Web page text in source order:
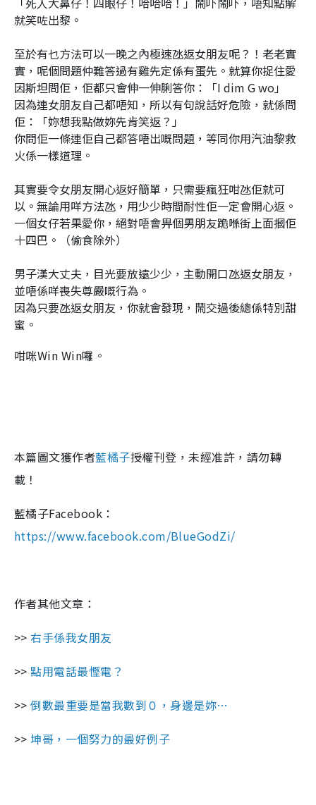
就笑咗出黎。
至於有乜方法可以一晚之內極速氹返女朋友呢？！老老實
實，呢個問題仲難答過有雞先定係有蛋先。就算你捉住愛
因斯坦問佢，佢都只會伸一伸脷答你：「I dim G wo」
因為連女朋友自己都唔知，所以有句說話好危險，就係問
佢：「妳想我點做妳先肯笑返？」
你問佢一條連佢自己都答唔出嘅問題，等同你用汽油黎救
火係一樣道理。
其實要令女朋友開心返好簡單，只需要瘋狂咁氹佢就可
以。無論用咩方法氹，用少少時間耐性佢一定會開心返。
一個女仔若果愛你，絕對唔會畀個男朋友跪喺街上面摑佢
十四巴。（偷食除外）
男子漢大丈夫，目光要放遠少少，主動開口氹返女朋友，
並唔係咩喪失尊嚴嘅行為。
因為只要氹返女朋友，你就會發現，鬧交過後總係特別甜
蜜。
咁咪Win Win囉。
本篇圖文獲作者藍橘子授權刊登，未經准許，請勿轉
載！
藍橘子Facebook：
https://www.facebook.com/BlueGodZi/
作者其他文章：
>>右手係我女朋友
>>點用電話最慳電？
>>倒數最重要是當我數到０，身邊是妳…
>> 坤哥，一個努力的最好例子